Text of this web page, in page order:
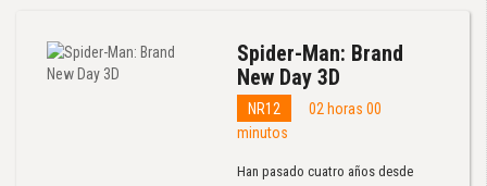
Spider-Man: Brand
New Day 3D
NR12
02 horas 00
minutos
Han pasado cuatro años desde